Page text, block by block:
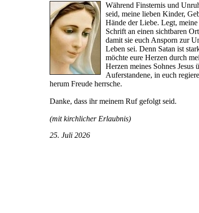
Während Finsternis und
seid, meine lieben Kinder,
Hände der Liebe. Legt,
Schrift an einen sichtbaren
damit sie euch Ansporn zur
Leben sei. Denn Satan ist
möchte eure Herzen durch
Herzen meines Sohnes Jesus
Auferstandene, in euch
herum Freude herrsche.
Danke, dass ihr meinem Ruf gefolgt seid.
(mit kirchlicher Erlaubnis)
25. Juli 2026